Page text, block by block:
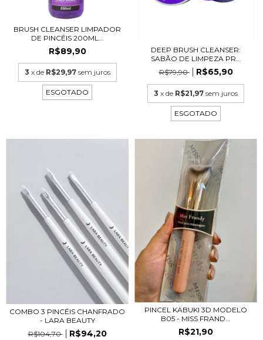
BRUSH CLEANSER LIMPADOR
DE PINCÉIS 200ML...
R$89,90
3 x de R$29,97 sem juros
ESGOTADO
DEEP BRUSH CLEANSER:
SABÃO DE LIMPEZA PR...
R$79,90
R$65,90
3 x de R$21,97 sem juros
ESGOTADO
COMBO 3 PINCÉIS CHANFRADO
- LARA BEAUTY
R$104,70
R$94,20
PINCEL KABUKI 3D MODELO
B05 - MISS FRAND...
R$21,90